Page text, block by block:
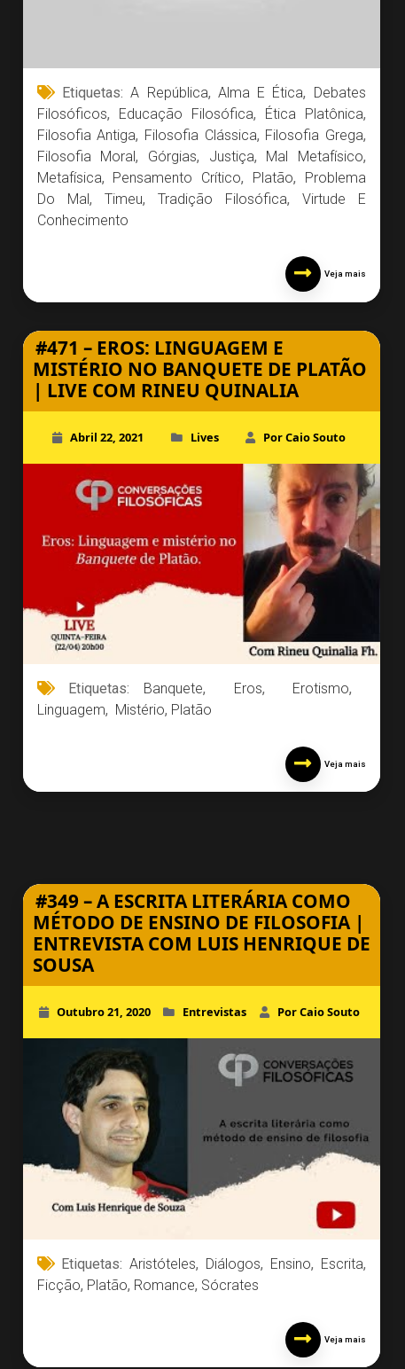
Etiquetas:A República, Alma E Ética, Debates
Filosóficos, Educação Filosófica, Ética Platônica,
Filosofia Antiga, Filosofia Clássica, Filosofia Grega,
Filosofia Moral, Górgias, Justiça, Mal Metafísico,
Metafísica, Pensamento Crítico, Platão, Problema
Do Mal, Timeu, Tradição Filosófica, Virtude E
Conhecimento
Veja mais
#471 – EROS: LINGUAGEM E
MISTÉRIO NO BANQUETE DE PLATÃO
| LIVE COM RINEU QUINALIA
Abril 22, 2021 Lives Por Caio Souto
Etiquetas: ​ Banquete, ​ Eros, ​ Erotismo,
Linguagem, ​ Mistério​, Platão
Veja mais
#349 – A ESCRITA LITERÁRIA COMO
MÉTODO DE ENSINO DE FILOSOFIA |
ENTREVISTA COM LUIS HENRIQUE DE
SOUSA
Outubro 21, 2020 Entrevistas Por Caio Souto
Etiquetas:Aristóteles, Diálogos, Ensino, Escrita,
Ficção, Platão, Romance, Sócrates
Veja mais